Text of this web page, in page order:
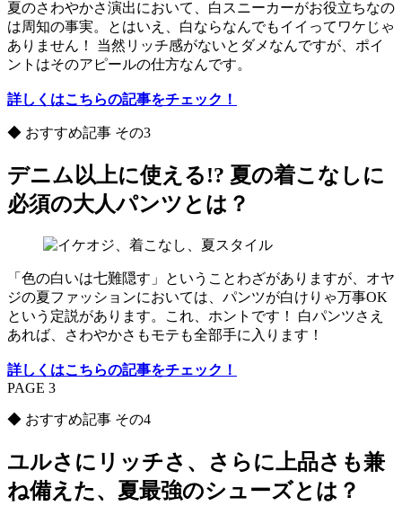
夏のさわやかさ演出において、白スニーカーがお役立ちなの
は周知の事実。とはいえ、白ならなんでもイイってワケじゃ
ありません！ 当然リッチ感がないとダメなんですが、ポイ
ントはそのアピールの仕方なんです。
詳しくはこちらの記事をチェック！
◆ おすすめ記事 その3
デニム以上に使える!? 夏の着こなしに
必須の大人パンツとは？
「色の白いは七難隠す」ということわざがありますが、オヤ
ジの夏ファッションにおいては、パンツが白けりゃ万事OK
という定説があります。これ、ホントです！ 白パンツさえ
あれば、さわやかさもモテも全部手に入ります！
詳しくはこちらの記事をチェック！
PAGE 3
◆ おすすめ記事 その4
ユルさにリッチさ、さらに上品さも兼
ね備えた、夏最強のシューズとは？